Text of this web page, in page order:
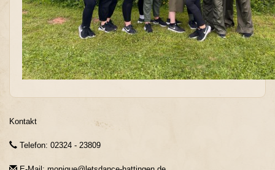
Kontakt
Telefon: 02324 - 23809